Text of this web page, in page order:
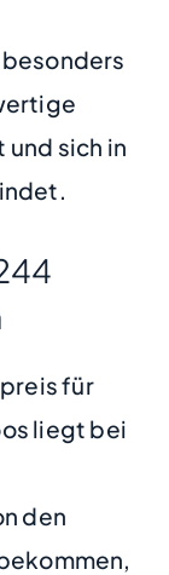
sich in
für
liegt bei
den